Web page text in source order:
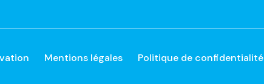
Mentions légales Politique de confidentialité